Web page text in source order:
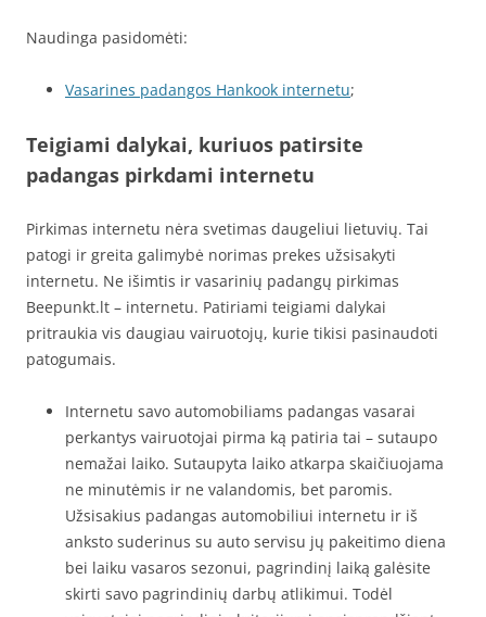
Naudinga pasidomėti:
Vasarines padangos Hankook internetu;
Teigiami dalykai, kuriuos patirsite
padangas pirkdami internetu
Pirkimas internetu nėra svetimas daugeliui lietuvių. Tai
patogi ir greita galimybė norimas prekes užsisakyti
internetu. Ne išimtis ir vasarinių padangų pirkimas
Beepunkt.lt – internetu. Patiriami teigiami dalykai
pritraukia vis daugiau vairuotojų, kurie tikisi pasinaudoti
patogumais.
Internetu savo automobiliams padangas vasarai
perkantys vairuotojai pirma ką patiria tai – sutaupo
nemažai laiko. Sutaupyta laiko atkarpa skaičiuojama
ne minutėmis ir ne valandomis, bet paromis.
Užsisakius padangas automobiliui internetu ir iš
anksto suderinus su auto servisu jų pakeitimo diena
bei laiku vasaros sezonui, pagrindinį laiką galėsite
skirti savo pagrindinių darbų atlikimui. Todėl